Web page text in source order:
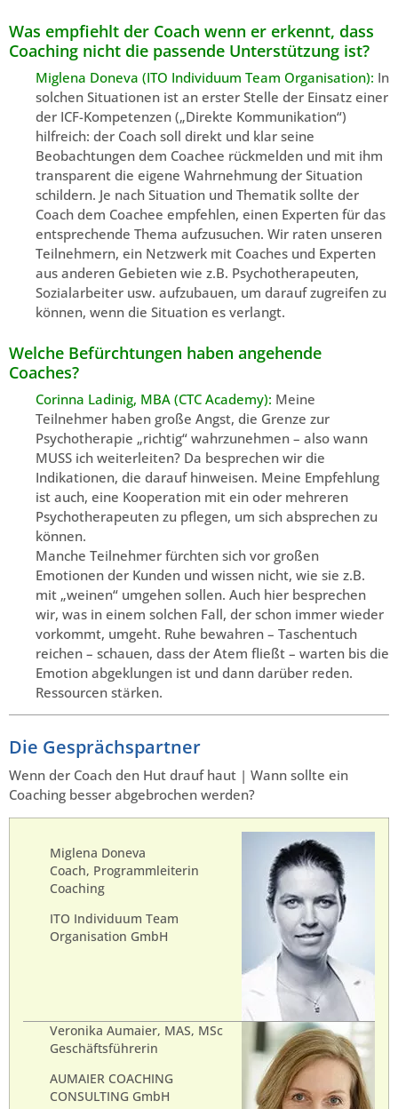
Was empfiehlt der Coach wenn er erkennt, dass
Coaching nicht die passende Unterstützung ist?
Miglena Doneva (ITO Individuum Team Organisation): In
solchen Situationen ist an erster Stelle der Einsatz einer
der ICF-Kompetenzen („Direkte Kommunikation“)
hilfreich: der Coach soll direkt und klar seine
Beobachtungen dem Coachee rückmelden und mit ihm
transparent die eigene Wahrnehmung der Situation
schildern. Je nach Situation und Thematik sollte der
Coach dem Coachee empfehlen, einen Experten für das
entsprechende Thema aufzusuchen. Wir raten unseren
Teilnehmern, ein Netzwerk mit Coaches und Experten
aus anderen Gebieten wie z.B. Psychotherapeuten,
Sozialarbeiter usw. aufzubauen, um darauf zugreifen zu
können, wenn die Situation es verlangt.
Welche Befürchtungen haben angehende
Coaches?
Corinna Ladinig, MBA (CTC Academy): Meine
Teilnehmer haben große Angst, die Grenze zur
Psychotherapie „richtig“ wahrzunehmen – also wann
MUSS ich weiterleiten? Da besprechen wir die
Indikationen, die darauf hinweisen. Meine Empfehlung
ist auch, eine Kooperation mit ein oder mehreren
Psychotherapeuten zu pflegen, um sich absprechen zu
können.
Manche Teilnehmer fürchten sich vor großen
Emotionen der Kunden und wissen nicht, wie sie z.B.
mit „weinen“ umgehen sollen. Auch hier besprechen
wir, was in einem solchen Fall, der schon immer wieder
vorkommt, umgeht. Ruhe bewahren – Taschentuch
reichen – schauen, dass der Atem fließt – warten bis die
Emotion abgeklungen ist und dann darüber reden.
Ressourcen stärken.
Die Gesprächspartner
Wenn der Coach den Hut drauf haut | Wann sollte ein
Coaching besser abgebrochen werden?
Miglena Doneva
Coach, Programmleiterin
Coaching
ITO Individuum Team
Organisation GmbH
Veronika Aumaier, MAS, MSc
Geschäftsführerin
AUMAIER COACHING
CONSULTING GmbH